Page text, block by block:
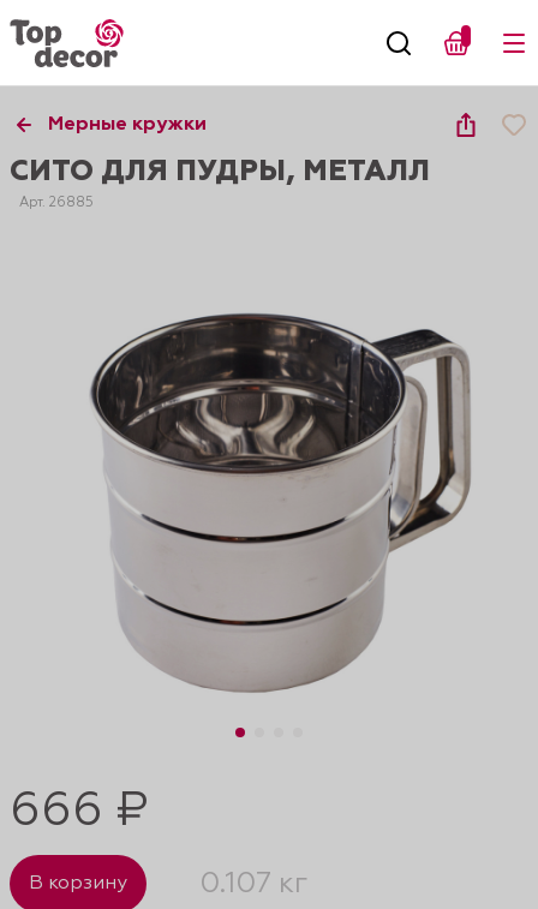
Мерные кружки
СИТО ДЛЯ ПУДРЫ, МЕТАЛЛ
Арт. 26885
666 ₽
В корзину 0.107 кг